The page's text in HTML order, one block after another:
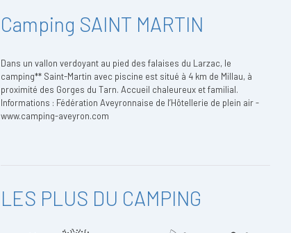
Camping SAINT MARTIN
Dans un vallon verdoyant au pied des falaises du Larzac, le
camping** Saint-Martin avec piscine est situé à 4 km de Millau, à
proximité des Gorges du Tarn. Accueil chaleureux et familial.
Informations : Fédération Aveyronnaise de l’Hôtellerie de plein air -
www.camping-aveyron.com
LES PLUS DU CAMPING